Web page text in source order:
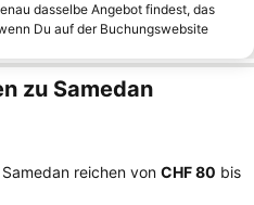
dasselbe Angebot findest, das
Du auf der Buchungswebsite
zu Samedan
reichen von ‎CHF 80 bis